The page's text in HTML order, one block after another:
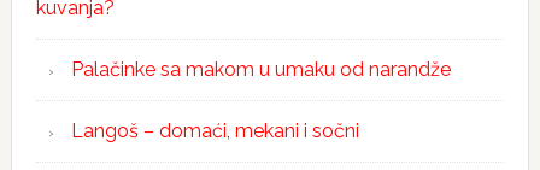
kuvanja?
Palačinke sa makom u umaku od narandže
Langoš – domaći, mekani i sočni